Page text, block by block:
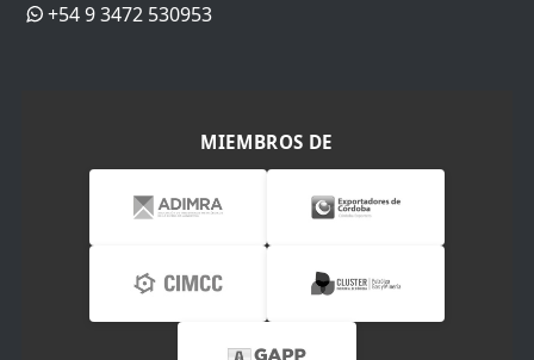
+54 9 3472 530953
MIEMBROS DE